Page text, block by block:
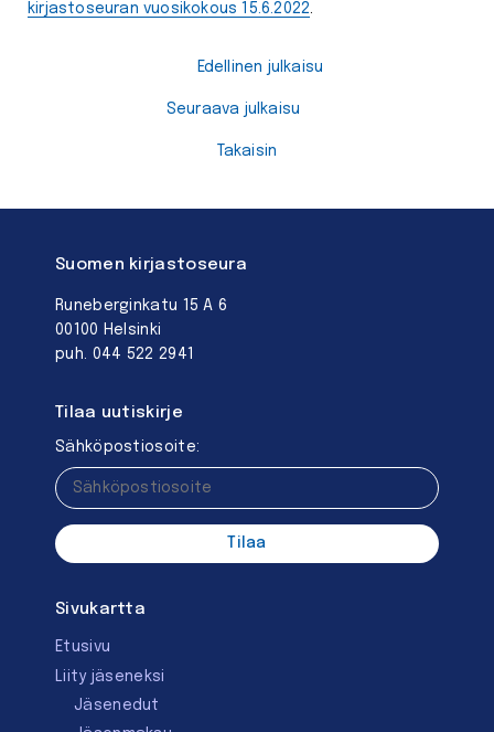
kirjastoseuran vuosikokous 15.6.2022.
Edellinen julkaisu
Takaisin
Seuraava julkaisu
Suomen kirjastoseura
Runeberginkatu 15 A 6
00100 Helsinki
puh. 044 522 2941
Tilaa uutiskirje
Sähköpostiosoite:
Sivukartta
Etusivu
Liity jäseneksi
Jäsenedut